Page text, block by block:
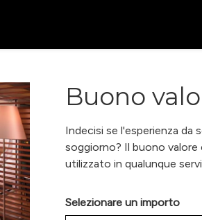
Buono
Indecisi se l'esperienza da
soggiorno? Il buono
utilizzato in qualunque
Selezionare un importo